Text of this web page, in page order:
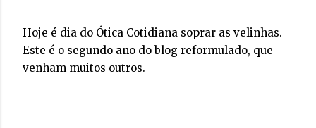
Hoje é dia do Ótica Cotidiana soprar as velinhas.
Este é o segundo ano do blog reformulado, que
venham muitos outros.